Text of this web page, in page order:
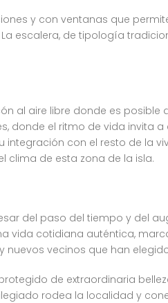
y con ventanas que
escalera, de tipología
al aire libre donde es
donde el ritmo de vida invita a
con el resto de la
clima de esta zona de la isla.
del paso del tiempo y del
vida cotidiana auténtica,
vecinos que han
de extraordinaria
rodea la localidad y